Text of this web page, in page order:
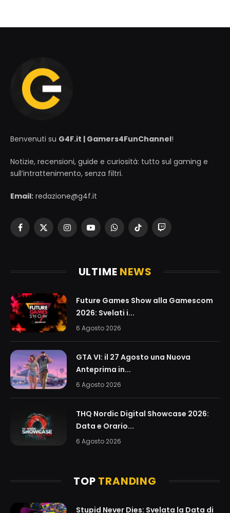
Benvenuti su G4F.it | Gamers4FunChannel!
Notizie, recensioni, guide e curiosità: tutto sul gaming e
sull’intrattenimento, senza filtri.
Email: redazione@g4f.it
Facebook
X
InstagramYouTubeWhatsAppTikTokTwitch
ULTIME NEWS
Future Games Show alla Gamescom
2026: Svelati i...
6 Agosto 2026
GTA VI: il 27 Agosto una Nuova
Anteprima in...
6 Agosto 2026
THQ Nordic Digital Showcase 2026:
Data e Orario...
6 Agosto 2026
TOP TRANDING
Stupid Never Dies: Svelata la Data di